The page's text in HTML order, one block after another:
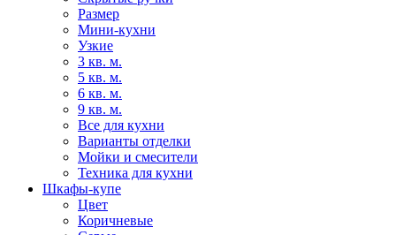
Размер
Мини-кухни
Узкие
3 кв. м.
5 кв. м.
6 кв. м.
9 кв. м.
Все для кухни
Варианты отделки
Мойки и смесители
Техника для кухни
Шкафы-купе
Цвет
Коричневые